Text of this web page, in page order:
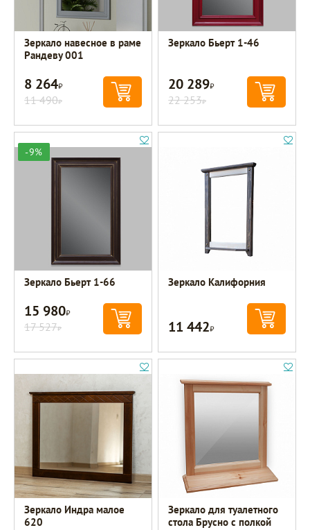
Зеркало навесное в раме
Рандеву 001
8 264Р
11 490Р
Зеркало Бьерт 1-46
20 289Р
22 253Р
-9%
Зеркало Бьерт 1-66
15 980Р
17 527Р
Зеркало Калифорния
11 442Р
Зеркало Индра малое
620
Зеркало для туалетного
стола Брусно с полкой